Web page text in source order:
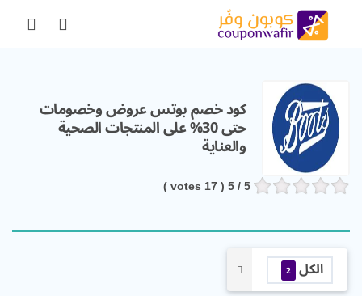
كود خصم بوتس عروض وخصومات
حتى 30% على المنتجات الصحية
والعناية
5
/ 5 (
17
الكل 2